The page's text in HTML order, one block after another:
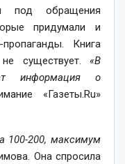
под обращения
придумали и
Книга
существует. «В
информация о
«Газеты.Ru»
100-200, максимум
Она спросила